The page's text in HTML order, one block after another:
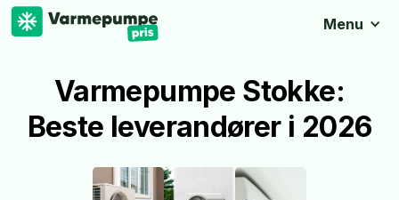
Menu
Varmepumpe Stokke:
Beste leverandører i 2026